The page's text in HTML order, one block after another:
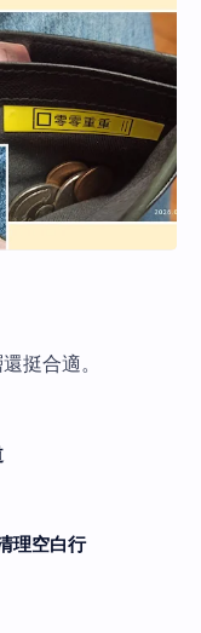
挺合適。
理空白行